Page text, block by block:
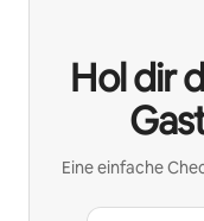
Hol dir
Eine einfache